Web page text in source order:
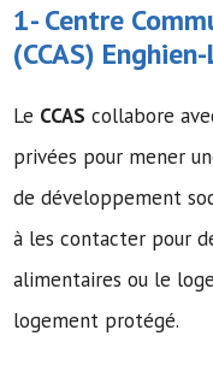
1-Centre
(CCAS)
Le CCAS collabore
privées pour mener
de développement
à les contacter pour
alimentaires ou le
logement protégé.